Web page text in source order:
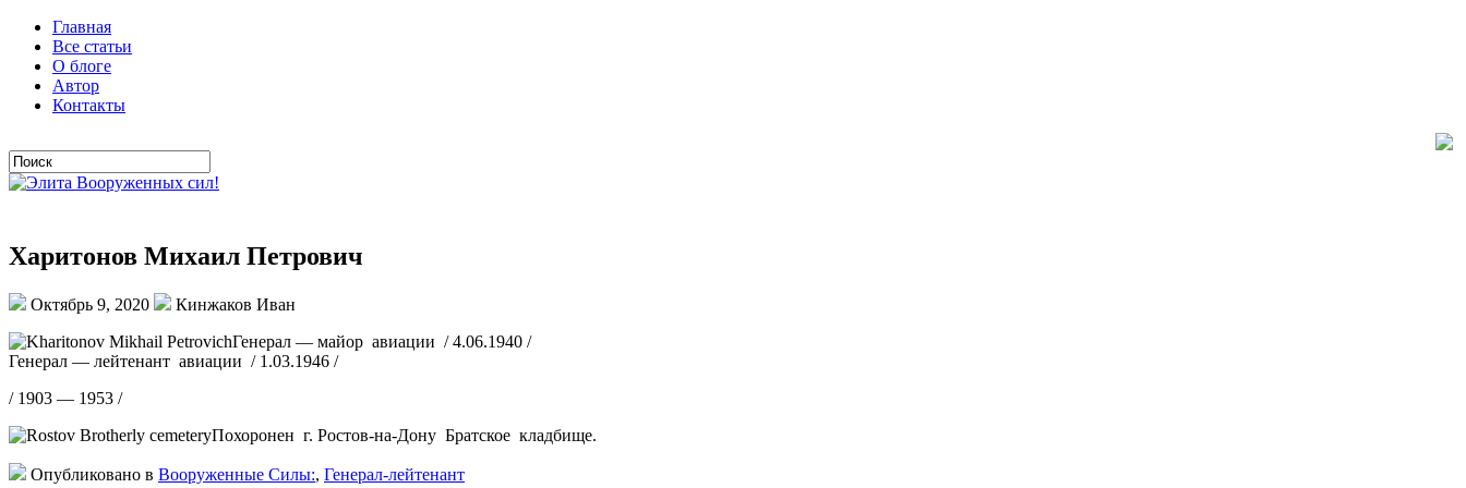
Главная
Все статьи
О блоге
Автор
Контакты
Харитонов Михаил Петрович
Октябрь 9, 2020
Кинжаков Иван
Генерал — майор авиации / 4.06.1940 /
Генерал — лейтенант авиации / 1.03.1946 /
/ 1903 — 1953 /
Похоронен г. Ростов-на-Дону Братское кладбище.
Опубликовано в Вооруженные Силы:, Генерал-лейтенант